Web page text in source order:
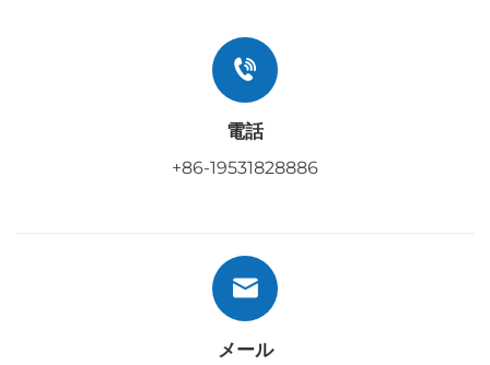
電話
+86-19531828886
メール